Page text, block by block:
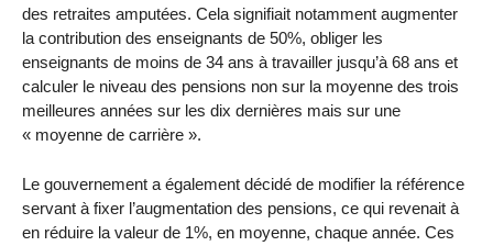
des retraites amputées. Cela signifiait notamment augmenter
la contribution des enseignants de 50%, obliger les
enseignants de moins de 34 ans à travailler jusqu’à 68 ans et
calculer le niveau des pensions non sur la moyenne des trois
meilleures années sur les dix dernières mais sur une
« moyenne de carrière ».
Le gouvernement a également décidé de modifier la référence
servant à fixer l’augmentation des pensions, ce qui revenait à
en réduire la valeur de 1%, en moyenne, chaque année. Ces